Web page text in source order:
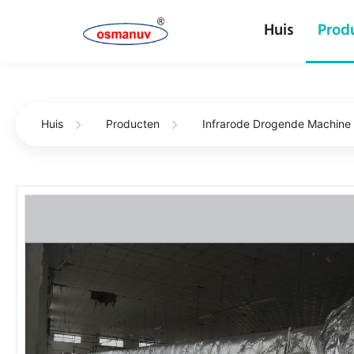
Huis
Huis Producten Infrarode Drogende Machine